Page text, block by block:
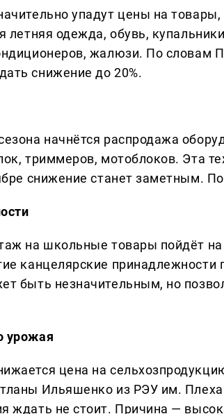
упадут цены на
летняя одежда, обувь,
жалюзи. По словам
снижение до 20%.
начнётся распродажа
триммеров, мотоблоков. Эта
снижение станет заметным.
на школьные товары пойдёт на
канцелярские принадлежности
быть незначительным, но
урожая
цена на
Ильяшенко из РЭУ им.
ждать не стоит. Причина —